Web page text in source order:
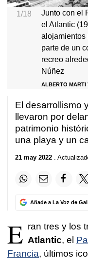
1/18
Junto con el
el Atlantic
alojamientos
parte de un
recreo
Núñez
ALBERTO MARTI
El desarrollismo
llevaron por
patrimonio
una playa y un
21 may 2022 .
Añade a La Voz de
E ran tres y los
Atlantic, el
Francia, últimos